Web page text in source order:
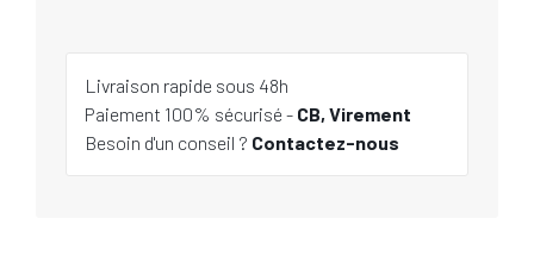
Livraison rapide sous 48h
Paiement 100% sécurisé - CB, Virement
Besoin d'un conseil ? Contactez-nous